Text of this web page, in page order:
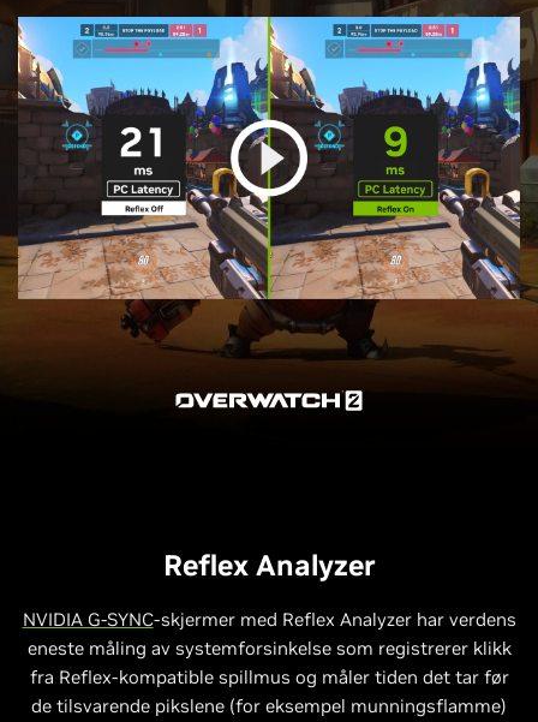
Reflex Analyzer
NVIDIA G-SYNC-skjermer med Reflex Analyzer har verdens
eneste måling av systemforsinkelse som registrerer klikk
fra Reflex-kompatible spillmus og måler tiden det tar før
de tilsvarende pikslene (for eksempel munningsflamme)